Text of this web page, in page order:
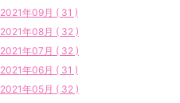
2021年09月 ( 31 )
2021年08月 ( 32 )
2021年07月 ( 32 )
2021年06月 ( 31 )
2021年05月 ( 32 )